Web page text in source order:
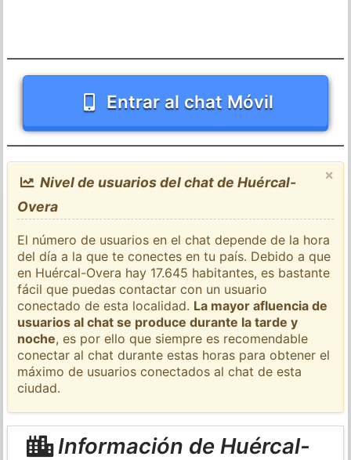
Entrar al chat Móvil
×
Nivel de usuarios del chat de Huércal-
Overa
El número de usuarios en el chat depende de la hora
del día a la que te conectes en tu país. Debido a que
en Huércal-Overa hay 17.645 habitantes, es bastante
fácil que puedas contactar con un usuario
conectado de esta localidad. La mayor afluencia de
usuarios al chat se produce durante la tarde y
noche, es por ello que siempre es recomendable
conectar al chat durante estas horas para obtener el
máximo de usuarios conectados al chat de esta
ciudad.
Información de Huércal-